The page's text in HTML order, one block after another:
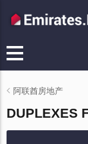
阿联酋房地产
DUPLEXES